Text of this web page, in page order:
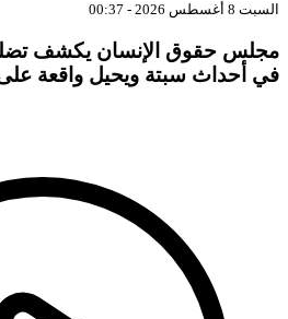
السبت 8 أغسطس 2026 - 00:37
مجلس حقوق الإنسان يكشف
في أحداث سبتة ويحيل واقعة على